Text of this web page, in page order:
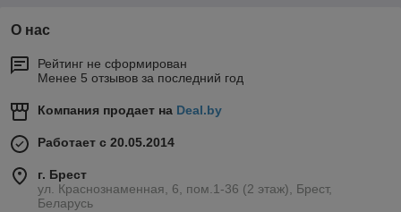
О нас
Рейтинг не сформирован
Менее 5 отзывов за последний год
Компания продает на Deal.by
Работает с 20.05.2014
г. Брест
ул. Краснознаменная, 6, пом.1-36 (2 этаж), Брест,
Беларусь